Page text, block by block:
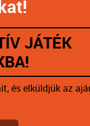
JÁTÉK
és elküldjük az